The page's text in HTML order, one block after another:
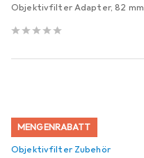
Objektivfilter Adapter, 82 mm
MENGENRABATT
Objektivfilter Zubehör